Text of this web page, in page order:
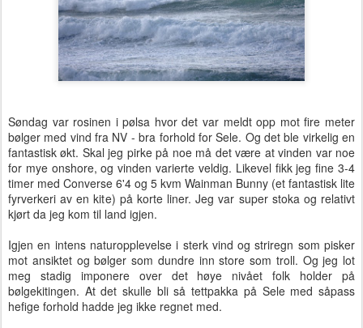
Søndag var rosinen i pølsa hvor det var meldt opp mot fire meter
bølger med vind fra NV - bra forhold for Sele. Og det ble virkelig en
fantastisk økt. Skal jeg pirke på noe må det være at vinden var noe
for mye onshore, og vinden varierte veldig. Likevel fikk jeg fine 3-4
timer med Converse 6'4 og 5 kvm Wainman Bunny (et fantastisk lite
fyrverkeri av en kite) på korte liner. Jeg var super stoka og relativt
kjørt da jeg kom til land igjen.
Igjen en intens naturopplevelse i sterk vind og striregn som pisker
mot ansiktet og bølger som dundre inn store som troll. Og jeg lot
meg stadig imponere over det høye nivået folk holder på
bølgekitingen. At det skulle bli så tettpakka på Sele med såpass
hefige forhold hadde jeg ikke regnet med.